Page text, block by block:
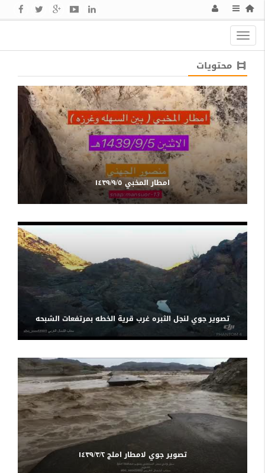
Toggle
navigation
محتويات
امطار المخبي ١٤٣٩/٩/٥
تصوير جوي لنجل الثبره غرب قرية الخطه بمرتفعات الشبحه
تصوير جوي لامطار املج ١٤٣٩/٣/٢